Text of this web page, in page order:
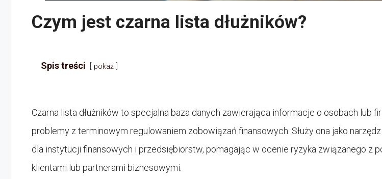
Czym jest czarna lista dłużników?
Spis treści pokaż
Czarna lista dłużników to specjalna baza danych zawierająca informacje o osobach lub
problemy z terminowym regulowaniem zobowiązań finansowych. Służy ona jako
dla instytucji finansowych i przedsiębiorstw, pomagając w ocenie ryzyka związanego z
klientami lub partnerami biznesowymi.